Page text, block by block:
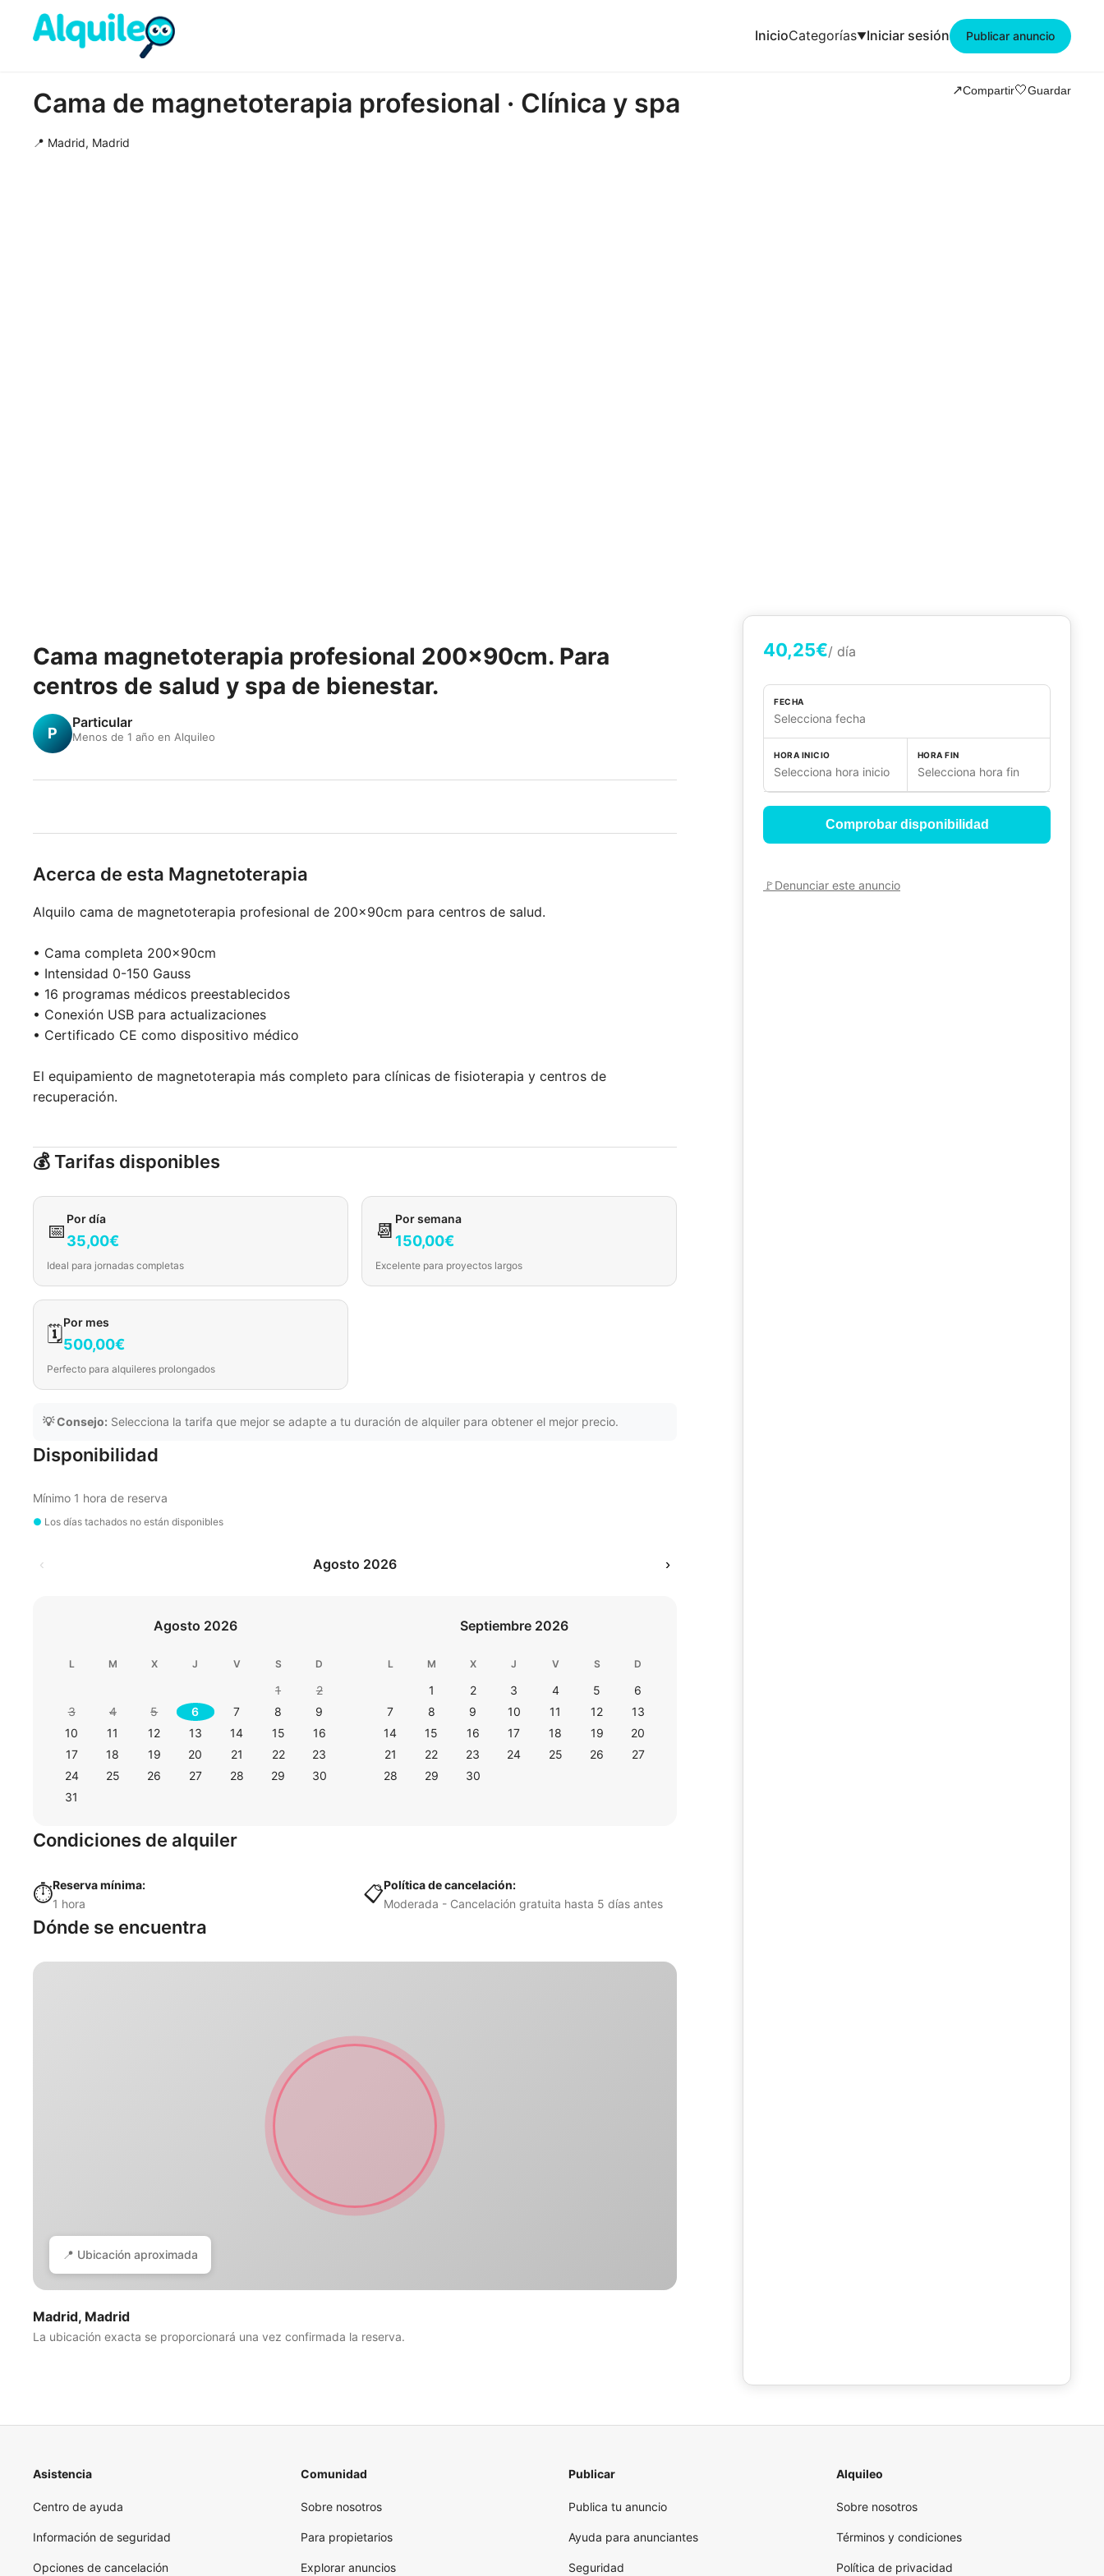
InicioCategorías Iniciar sesión Publicar anuncio
Cama de magnetoterapia profesional · Clínica y spa ↗️Compartir🤍Guardar
📍 Madrid, Madrid
Cama magnetoterapia profesional 200x90cm. Para
centros de salud y spa de bienestar.
P
Particular
Menos de 1 año en Alquileo
Acerca de esta Magnetoterapia
Alquilo cama de magnetoterapia profesional de 200×90cm para centros de salud.
• Cama completa 200×90cm
• Intensidad 0-150 Gauss
• 16 programas médicos preestablecidos
• Conexión USB para actualizaciones
• Certificado CE como dispositivo médico
El equipamiento de magnetoterapia más completo para clínicas de fisioterapia y centros de
recuperación.
💰 Tarifas disponibles
📅
Por día
35,00€
Ideal para jornadas completas
📆
Por semana
150,00€
Excelente para proyectos largos
🗓️
Por mes
500,00€
Perfecto para alquileres prolongados
💡 Consejo: Selecciona la tarifa que mejor se adapte a tu duración de alquiler para obtener el mejor precio.
Disponibilidad
Mínimo 1 hora de reserva
● Los días tachados no están disponibles
‹ Agosto 2026 ›
Agosto 2026
L M X J V S D
1
2
3
4 5 6 7 8
9
10
11 12 13 14 15
16
17
18 19 20 21 22
23
24
25 26 27 28 29
30
31
Septiembre 2026
L M X J V S D
1 2 3 4 5
6
7
8 9 10 11 12
13
14
15 16 17 18 19
20
21
22 23 24 25 26
27
28
29 30
Condiciones de alquiler
⏱️Reserva mínima:
1 hora
📋Política de cancelación:
Moderada - Cancelación gratuita hasta 5 días antes
Dónde se encuentra
📍 Ubicación aproximada
Madrid, Madrid
La ubicación exacta se proporcionará una vez confirmada la reserva.
40,25€/ día
FECHA
Selecciona fecha
HORA INICIO
Selecciona hora inicio
HORA FIN
Selecciona hora fin
Comprobar disponibilidad
🚩Denunciar este anuncio
Asistencia
Centro de ayuda
Información de seguridad
Opciones de cancelación
Comunidad
Sobre nosotros
Para propietarios
Explorar anuncios
Publicar
Publica tu anuncio
Ayuda para anunciantes
Seguridad
Alquileo
Sobre nosotros
Términos y condiciones
Política de privacidad